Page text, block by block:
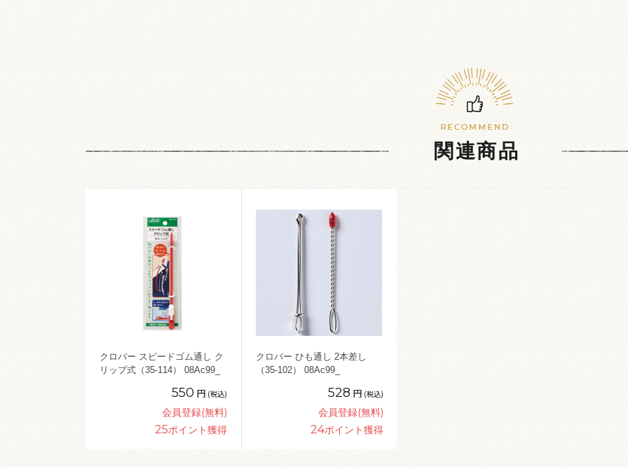
関連商品
クロバー スピードゴム通し ク
リップ式（35-114） 08Ac99_
550 円 (税込)
会員登録(無料)
25ポイント獲得
クロバー ひも通し 2本差し
（35-102） 08Ac99_
528 円 (税込)
会員登録(無料)
24ポイント獲得